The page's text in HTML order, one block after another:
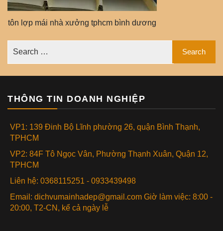
tôn lợp mái nhà xưởng tphcm bình dương
THÔNG TIN DOANH NGHIỆP
VP1: 139 Đinh Bộ Lĩnh phường 26, quận Bình Thạnh,
TPHCM
VP2: 84F Tô Ngọc Vân, Phường Thạnh Xuân, Quận 12,
TPHCM
Liên hệ: 0368115251 - 0933439498
Email: dichvumainhadep@gmail.com Giờ làm việc: 8:00 -
20:00, T2-CN, kể cả ngày lễ